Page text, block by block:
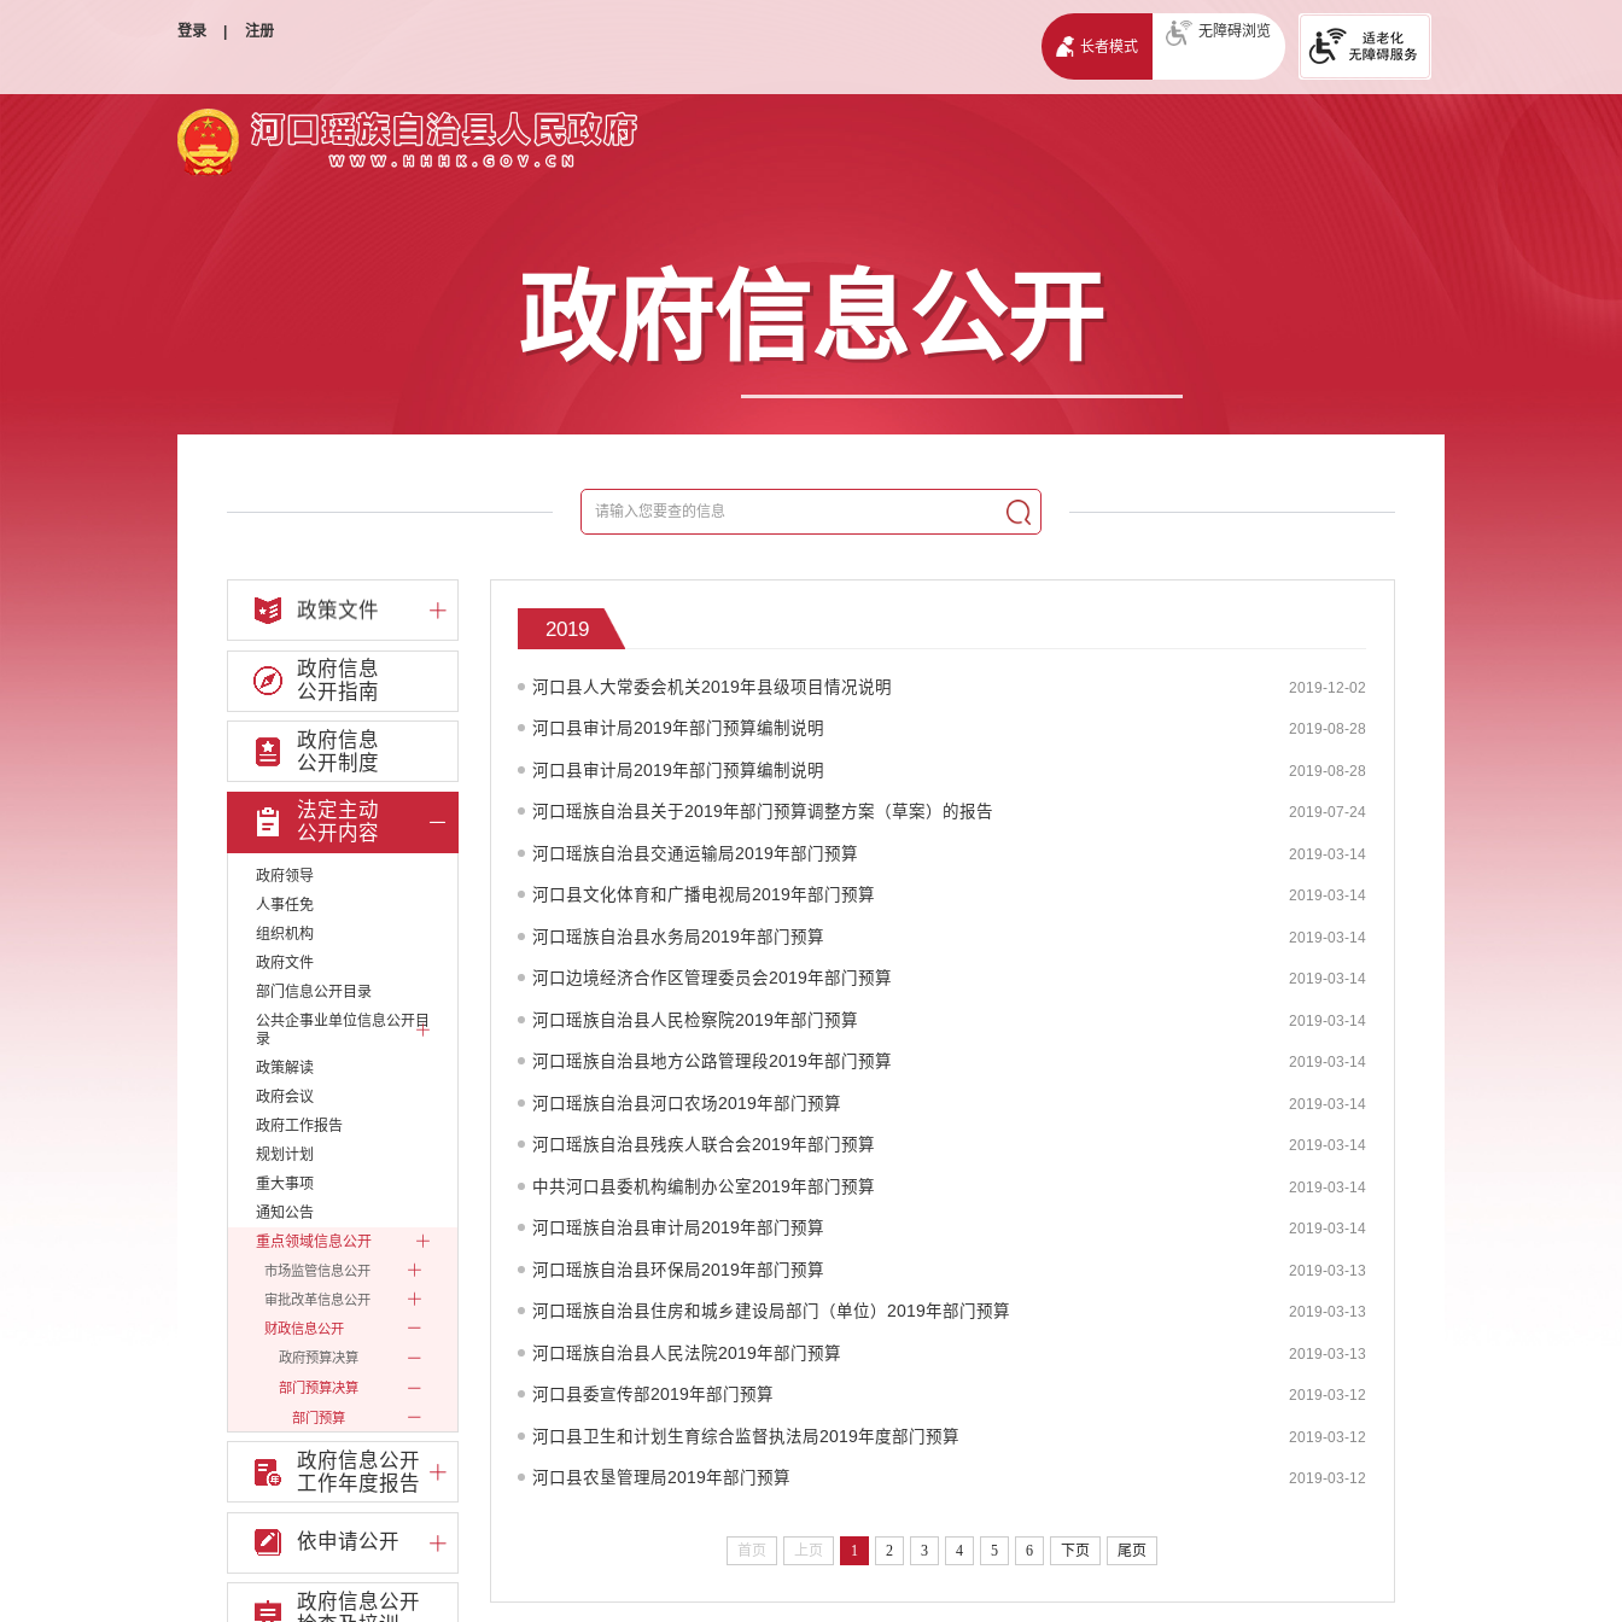
登录
注册
长者模式
无障碍浏览
政府信息公开
政策文件
政府信息
公开指南
政府信息
公开制度
法定主动
公开内容
政府领导
人事任免
组织机构
政府文件
部门信息公开目录
公共企事业单位信息公开目
录
政策解读
政府会议
政府工作报告
规划计划
重大事项
通知公告
重点领域信息公开
市场监管信息公开
审批改革信息公开
财政信息公开
政府预算决算
部门预算决算
部门预算
2019
2020
2021
2022
2024
政府信息公开
工作年度报告
依申请公开
政府信息公开
2019
河口县人大常委会机关2019年县级项目情况说明 2019-12-02
河口县审计局2019年部门预算编制说明 2019-08-28
河口县审计局2019年部门预算编制说明 2019-08-28
河口瑶族自治县关于2019年部门预算调整方案（草案）的报告 2019-07-24
河口瑶族自治县交通运输局2019年部门预算 2019-03-14
河口县文化体育和广播电视局2019年部门预算 2019-03-14
河口瑶族自治县水务局2019年部门预算 2019-03-14
河口边境经济合作区管理委员会2019年部门预算 2019-03-14
河口瑶族自治县人民检察院2019年部门预算 2019-03-14
河口瑶族自治县地方公路管理段2019年部门预算 2019-03-14
河口瑶族自治县河口农场2019年部门预算 2019-03-14
河口瑶族自治县残疾人联合会2019年部门预算 2019-03-14
中共河口县委机构编制办公室2019年部门预算 2019-03-14
河口瑶族自治县审计局2019年部门预算 2019-03-14
河口瑶族自治县环保局2019年部门预算 2019-03-13
河口瑶族自治县住房和城乡建设局部门（单位）2019年部门预算 2019-03-13
河口瑶族自治县人民法院2019年部门预算 2019-03-13
河口县委宣传部2019年部门预算 2019-03-12
河口县卫生和计划生育综合监督执法局2019年度部门预算 2019-03-12
河口县农垦管理局2019年部门预算 2019-03-12
首页 上页 1 2 3 4 5 6 下页 尾页